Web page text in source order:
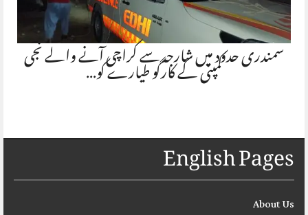
سمندری حدود میں شارجہ سے کراچی آنے والے نجی
کمپنی کے کارگو طیارے کو…
English Pages
About Us